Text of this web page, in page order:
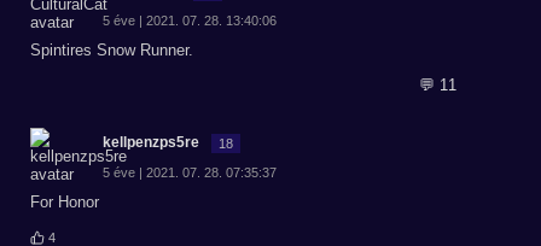
5 éve | 2021. 07. 28. 13:40:06
Spintires Snow Runner.
💬 11
kellpenzps5re 18
5 éve | 2021. 07. 28. 07:35:37
For Honor
4